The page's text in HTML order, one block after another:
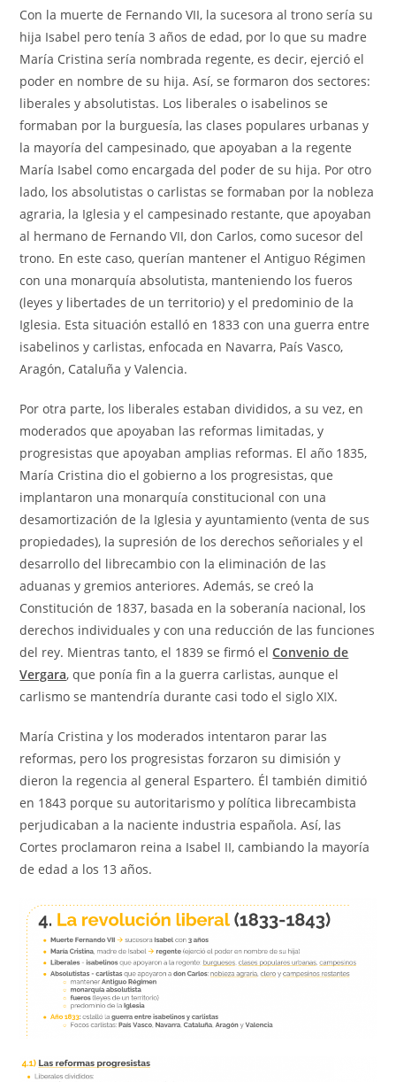
Con la muerte de Fernando VII, la sucesora al trono sería su
hija Isabel pero tenía 3 años de edad, por lo que su madre
María Cristina sería nombrada regente, es decir, ejerció el
poder en nombre de su hija. Así, se formaron dos sectores:
liberales y absolutistas. Los liberales o isabelinos se
formaban por la burguesía, las clases populares urbanas y
la mayoría del campesinado, que apoyaban a la regente
María Isabel como encargada del poder de su hija. Por otro
lado, los absolutistas o carlistas se formaban por la nobleza
agraria, la Iglesia y el campesinado restante, que apoyaban
al hermano de Fernando VII, don Carlos, como sucesor del
trono. En este caso, querían mantener el Antiguo Régimen
con una monarquía absolutista, manteniendo los fueros
(leyes y libertades de un territorio) y el predominio de la
Iglesia. Esta situación estalló en 1833 con una guerra entre
isabelinos y carlistas, enfocada en Navarra, País Vasco,
Aragón, Cataluña y Valencia.
Por otra parte, los liberales estaban divididos, a su vez, en
moderados que apoyaban las reformas limitadas, y
progresistas que apoyaban amplias reformas. El año 1835,
María Cristina dio el gobierno a los progresistas, que
implantaron una monarquía constitucional con una
desamortización de la Iglesia y ayuntamiento (venta de sus
propiedades), la supresión de los derechos señoriales y el
desarrollo del librecambio con la eliminación de las
aduanas y gremios anteriores. Además, se creó la
Constitución de 1837, basada en la soberanía nacional, los
derechos individuales y con una reducción de las funciones
del rey. Mientras tanto, el 1839 se firmó elConvenio de
Vergara, que ponía fin a la guerra carlistas, aunque el
carlismo se mantendría durante casi todo el siglo XIX.
María Cristina y los moderados intentaron parar las
reformas, pero los progresistas forzaron su dimisión y
dieron la regencia al general Espartero. Él también dimitió
en 1843 porque su autoritarismo y política librecambista
perjudicaban a la naciente industria española. Así, las
Cortes proclamaron reina a Isabel II, cambiando la mayoría
de edad a los 13 años.